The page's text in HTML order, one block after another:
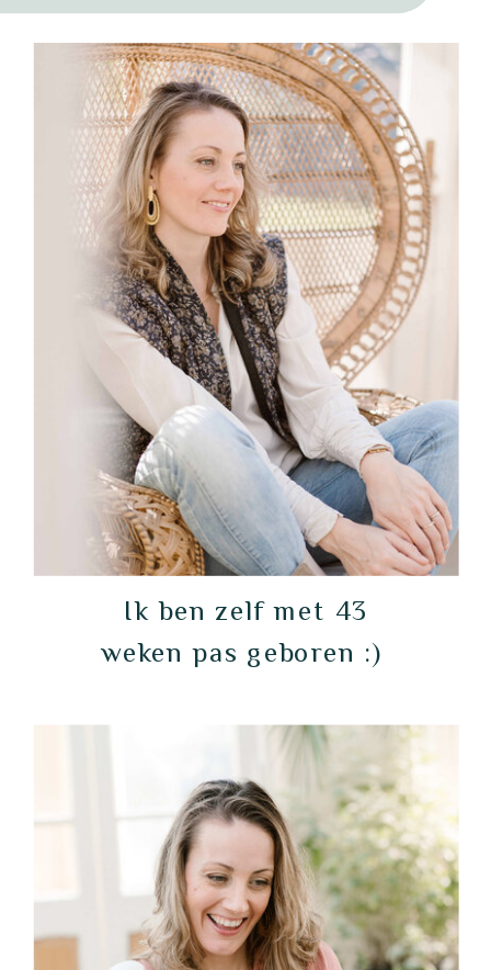
Ik ben zelf met 43
weken pas geboren :)